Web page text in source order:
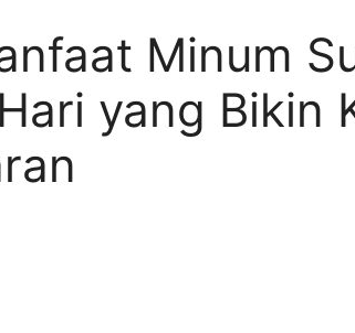
Minum
yang Bikin